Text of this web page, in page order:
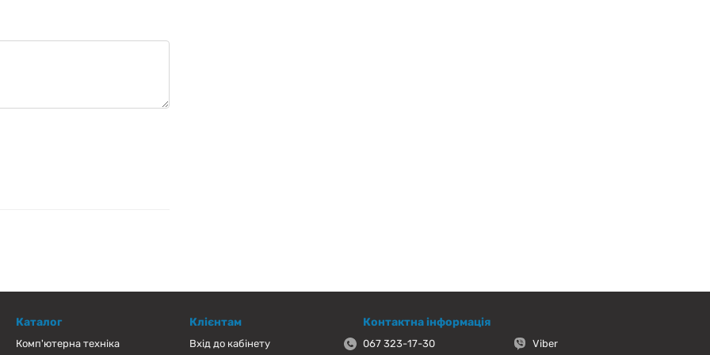
Каталог
Комп'ютерна техніка
Клієнтам
Вхід до кабінету
Контактна інформація
067 323-17-30 Viber